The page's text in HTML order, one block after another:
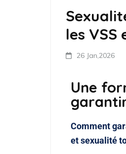
les
26 Jan,2026
Une
Comment
et sexualité